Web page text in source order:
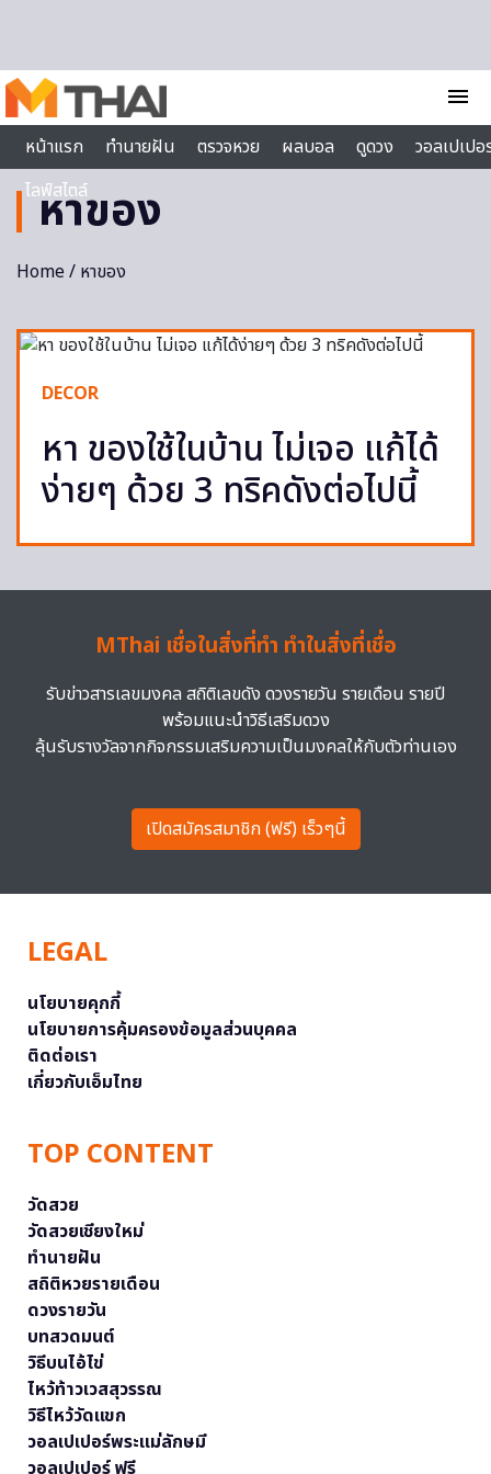
menu
หน้าแรก
ทำนายฝัน ตรวจหวย ผลบอล ดูดวง
วอลเปเป
ไลฟ์สไตล์
หาของ
Home/ หาของ
DECOR
หา ของใช้ในบ้าน ไม่เจอ แก้ได้
ง่ายๆ ด้วย 3 ทริคดังต่อไปนี้
MThai เชื่อในสิ่งที่ทำ ทำในสิ่งที่เชื่อ
รับข่าวสารเลขมงคล สถิติเลขดัง ดวงรายวัน รายเดือน รายปี
พร้อมแนะนำวิธีเสริมดวง
ลุ้นรับรางวัลจากกิจกรรมเสริมความเป็นมงคลให้กับตัวท่านเอง
เปิดสมัครสมาชิก (ฟรี) เร็วๆนี้
LEGAL
นโยบายคุกกี้
นโยบายการคุ้มครองข้อมูลส่วนบุคคล
ติดต่อเรา
เกี่ยวกับเอ็มไทย
TOP CONTENT
วัดสวย
วัดสวยเชียงใหม่
ทำนายฝัน
สถิติหวยรายเดือน
ดวงรายวัน
บทสวดมนต์
วิธีบนไอ้ไข่
ไหว้ท้าวเวสสุวรรณ
วิธีไหว้วัดแขก
วอลเปเปอร์พระแม่ลักษมี
วอลเปเปอร์ ฟรี